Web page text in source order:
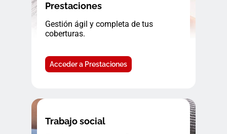
Prestaciones
Gestión ágil y completa de tus
coberturas.
Acceder a Prestaciones
Trabajo social